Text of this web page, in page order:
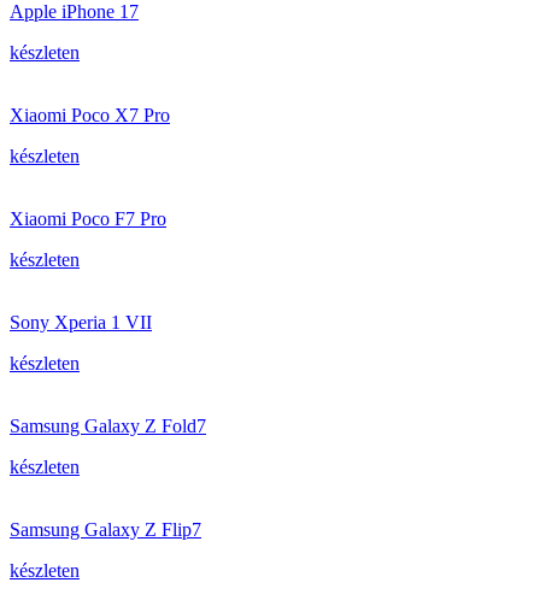
Apple iPhone 17
készleten
Xiaomi Poco X7 Pro
készleten
Xiaomi Poco F7 Pro
készleten
Sony Xperia 1 VII
készleten
Samsung Galaxy Z Fold7
készleten
Samsung Galaxy Z Flip7
készleten